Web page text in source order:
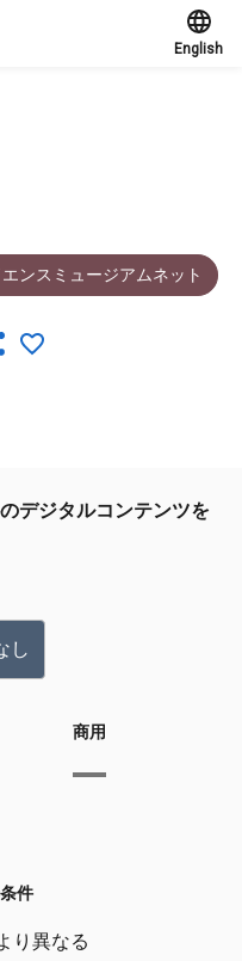
English
ンスミュージアムネット
デジタルコンテンツを
し
商用
件
り異なる